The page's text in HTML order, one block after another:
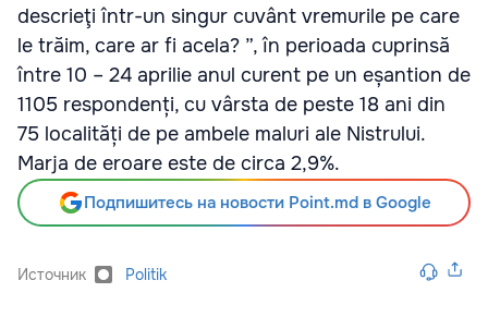
descrieţi într-un singur cuvânt vremurile pe care
le trăim, care ar fi acela? ”, în perioada cuprinsă
între 10 – 24 aprilie anul curent pe un eșantion de
1105 respondenți, cu vârsta de peste 18 ani din
75 localități de pe ambele maluri ale Nistrului.
Marja de eroare este de circa 2,9%.
Подпишитесь на новости Point.md в Google
Источник Politik